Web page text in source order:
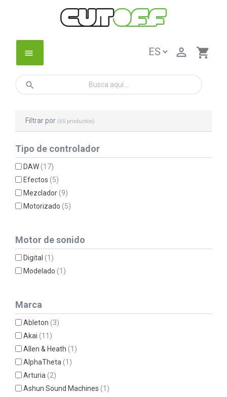
menu shopping_cart

search
Filtrar por (65 productos)
Tipo de controlador
DAW(17)
Efectos(5)
Mezclador(9)
Motorizado(5)
Motor de sonido
Digital(1)
Modelado(1)
Marca
Ableton(3)
Akai(11)
Allen & Heath(1)
AlphaTheta(1)
Arturia(2)
Ashun Sound Machines(1)